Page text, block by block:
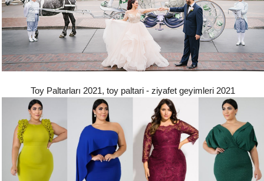
Toy Paltarları 2021, toy paltari - ziyafet geyimleri 2021